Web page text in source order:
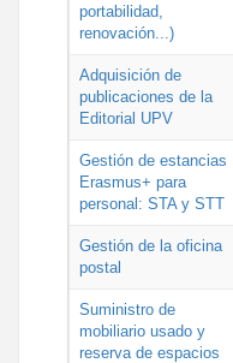
portabilidad,
renovación...)
Adquisición de
publicaciones de la
Editorial UPV
Gestión de estancias
Erasmus+ para
personal: STA y STT
Gestión de la oficina
postal
Suministro de
mobiliario usado y
reserva de espacios